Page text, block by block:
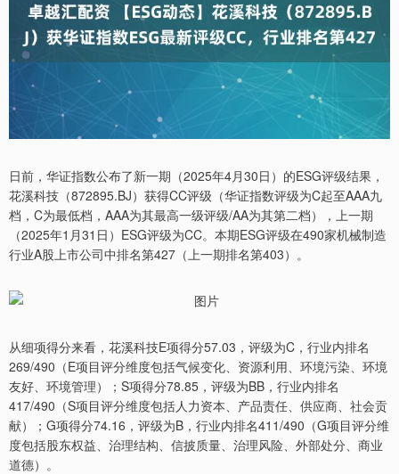
日前，华证指数公布了新一期（2025年4月30日）的ESG评级结果，
花溪科技（872895.BJ）获得CC评级（华证指数评级为C起至AAA九
档，C为最低档，AAA为其最高一级评级/AA为其第二档），上一期
（2025年1月31日）ESG评级为CC。本期ESG评级在490家机械制造
行业A股上市公司中排名第427（上一期排名第403）。
从细项得分来看，花溪科技E项得分57.03，评级为C，行业内排名
269/490（E项目评分维度包括气候变化、资源利用、环境污染、环境
友好、环境管理）；S项得分78.85，评级为BB，行业内排名
417/490（S项目评分维度包括人力资本、产品责任、供应商、社会贡
献）；G项得分74.16，评级为B，行业内排名411/490（G项目评分维
度包括股东权益、治理结构、信披质量、治理风险、外部处分、商业
道德）。